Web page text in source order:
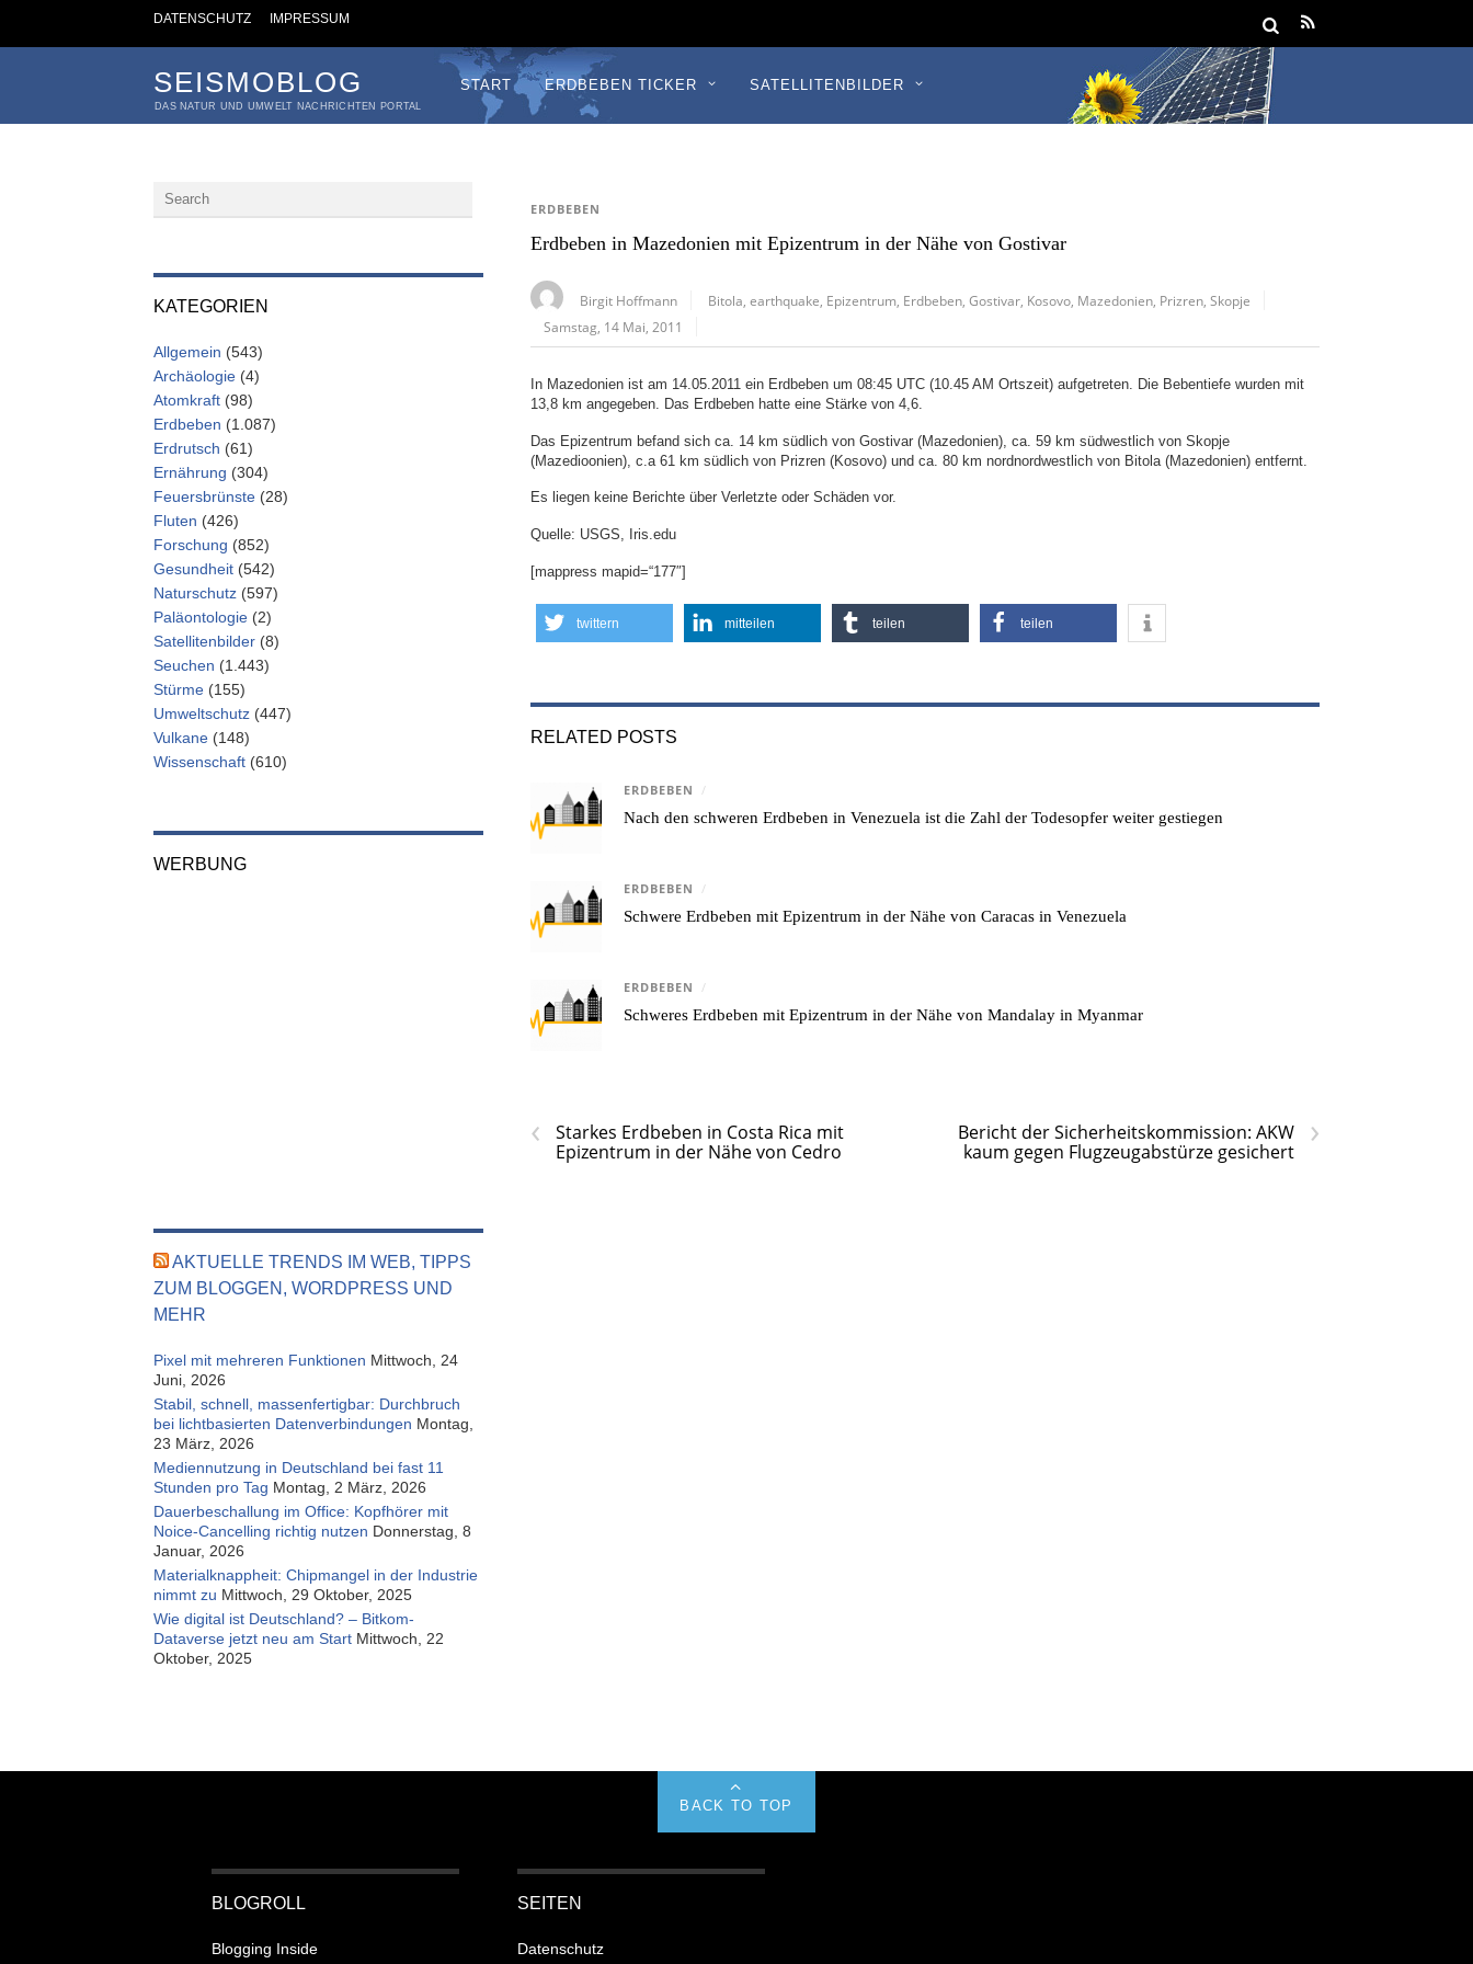
DATENSCHUTZ IMPRESSUM
SEISMOBLOG
DAS NATUR UND UMWELT NACHRICHTEN PORTAL
START ERDBEBEN TICKER SATELLITENBILDER
ERDBEBEN
Erdbeben in Mazedonien mit Epizentrum in der Nähe von Gostivar
Birgit Hoffmann Bitola ,earthquake Epizentrum Erdbeben ,Gostivar Kosovo Mazedonien Prizren ,Skopje
Samstag, 14 Mai, 2011
In Mazedonien ist am 14.05.2011 ein Erdbeben um 08:45 UTC (10.45 AM Ortszeit) aufgetreten. Die Bebentiefe wurden mit
13,8 km angegeben. Das Erdbeben hatte eine Stärke von 4,6.
Das Epizentrum befand sich ca. 14 km südlich von Gostivar (Mazedonien), ca. 59 km südwestlich von Skopje
(Mazedioonien), c.a 61 km südlich von Prizren (Kosovo) und ca. 80 km nordnordwestlich von Bitola (Mazedonien) entfernt.
Es liegen keine Berichte über Verletzte oder Schäden vor.
Quelle: USGS, Iris.edu
[mappress mapid=“177″]
twittern mitteilen teilen teilen
RELATED POSTS
ERDBEBEN /
Nach den schweren Erdbeben in Venezuela ist die Zahl der Todesopfer weiter gestiegen
ERDBEBEN /
Schwere Erdbeben mit Epizentrum in der Nähe von Caracas in Venezuela
ERDBEBEN /
Schweres Erdbeben mit Epizentrum in der Nähe von Mandalay in Myanmar
‹
Starkes Erdbeben in Costa Rica mit
Epizentrum in der Nähe von Cedro
›
Bericht der Sicherheitskommission: AKW
kaum gegen Flugzeugabstürze gesichert
KATEGORIEN
Allgemein (543)
Archäologie (4)
Atomkraft (98)
Erdbeben (1.087)
Erdrutsch (61)
Ernährung (304)
Feuersbrünste (28)
Fluten (426)
Forschung (852)
Gesundheit (542)
Naturschutz (597)
Paläontologie (2)
Satellitenbilder (8)
Seuchen (1.443)
Stürme (155)
Umweltschutz (447)
Vulkane (148)
Wissenschaft (610)
WERBUNG
AKTUELLE TRENDS IM WEB, TIPPS
ZUM BLOGGEN, WORDPRESS UND
MEHR
Pixel mit mehreren Funktionen Mittwoch, 24
Juni, 2026
Stabil, schnell, massenfertigbar: Durchbruch
bei lichtbasierten Datenverbindungen Montag,
23 März, 2026
Mediennutzung in Deutschland bei fast 11
Stunden pro Tag Montag, 2 März, 2026
Dauerbeschallung im Office: Kopfhörer mit
Noice-Cancelling richtig nutzen Donnerstag, 8
Januar, 2026
Materialknappheit: Chipmangel in der Industrie
nimmt zu Mittwoch, 29 Oktober, 2025
Wie digital ist Deutschland? – Bitkom-
Dataverse jetzt neu am Start Mittwoch, 22
Oktober, 2025
BACK TO TOP
BLOGROLL
Blogging Inside
SEITEN
Datenschutz